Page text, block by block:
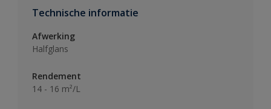
Technische informatie
Afwerking
Halfglans
Rendement
14 - 16 m²/L